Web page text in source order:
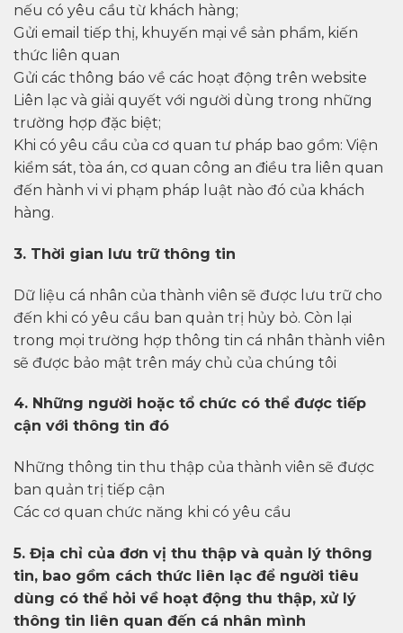
nếu có yêu cầu từ khách hàng;
Gửi email tiếp thị, khuyến mại về sản phẩm, kiến
thức liên quan
Gửi các thông báo về các hoạt động trên website
Liên lạc và giải quyết với người dùng trong những
trường hợp đặc biệt;
Khi có yêu cầu của cơ quan tư pháp bao gồm: Viện
kiểm sát, tòa án, cơ quan công an điều tra liên quan
đến hành vi vi phạm pháp luật nào đó của khách
hàng.
3. Thời gian lưu trữ thông tin
Dữ liệu cá nhân của thành viên sẽ được lưu trữ cho
đến khi có yêu cầu ban quản trị hủy bỏ. Còn lại
trong mọi trường hợp thông tin cá nhân thành viên
sẽ được bảo mật trên máy chủ của chúng tôi
4. Những người hoặc tổ chức có thể được tiếp
cận với thông tin đó
Những thông tin thu thập của thành viên sẽ được
ban quản trị tiếp cận
Các cơ quan chức năng khi có yêu cầu
5. Địa chỉ của đơn vị thu thập và quản lý thông
tin, bao gồm cách thức liên lạc để người tiêu
dùng có thể hỏi về hoạt động thu thập, xử lý
thông tin liên quan đến cá nhân mình